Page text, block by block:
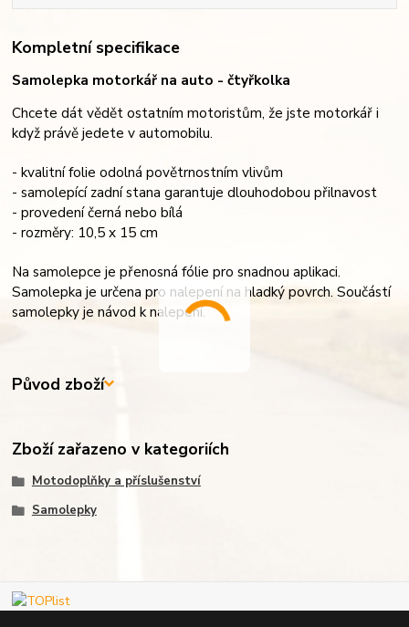
Kompletní specifikace
Samolepka motorkář na auto - čtyřkolka
Chcete dát vědět ostatním motoristům, že jste motorkář i
když právě jedete v automobilu.
- kvalitní folie odolná povětrnostním vlivům
- samolepící zadní stana garantuje dlouhodobou přilnavost
- provedení černá nebo bílá
- rozměry: 10,5 x 15 cm
Na samolepce je přenosná fólie pro snadnou aplikaci.
Samolepka je určena pro nalepení na hladký povrch. Součástí
samolepky je návod k nalepení.
Původ zboží
Zboží zařazeno v kategoriích
Motodoplňky a příslušenství
Samolepky